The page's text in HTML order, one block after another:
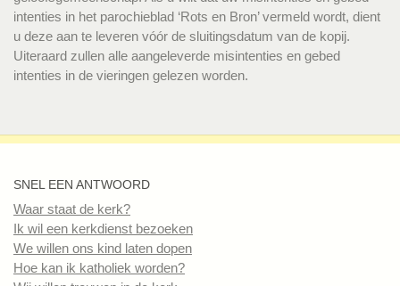
intenties in het parochieblad ‘Rots en Bron’ vermeld wordt, dient
u deze aan te leveren vóór de sluitingsdatum van de kopij.
Uiteraard zullen alle aangeleverde misintenties en gebed
intenties in de vieringen gelezen worden.
SNEL EEN ANTWOORD
Waar staat de kerk?
Ik wil een kerkdienst bezoeken
We willen ons kind laten dopen
Hoe kan ik katholiek worden?